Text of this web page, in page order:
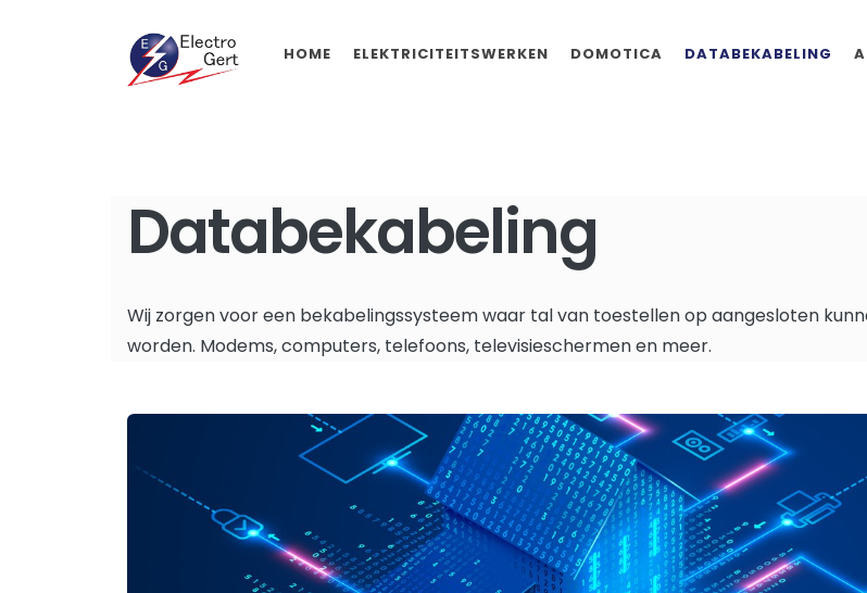
HOME ELEKTRICITEITSWERKEN DOMOTICA DATABEKABELING
Databekabeling
Wij zorgen voor een bekabelingssysteem waar tal van toestellen op aangesloten
worden. Modems, computers, telefoons, televisieschermen en meer.